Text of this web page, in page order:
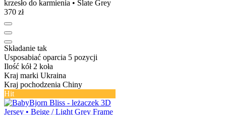
370 zł
Składanie tak
Usposabiać oparcia 5 pozycji
Ilość kół 2 koła
Kraj marki Ukraina
Kraj pochodzenia Chiny
Hit